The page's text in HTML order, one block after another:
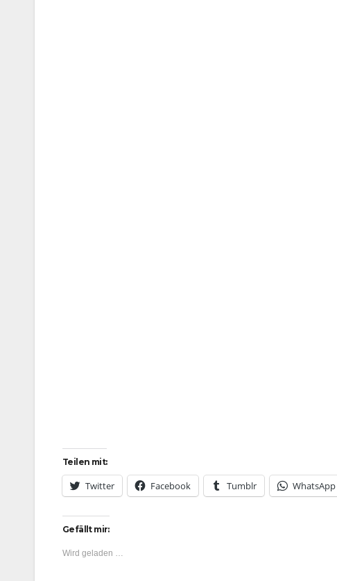
Teilen mit:
Twitter Facebook Tumblr WhatsApp
Gefällt mir:
Wird geladen …